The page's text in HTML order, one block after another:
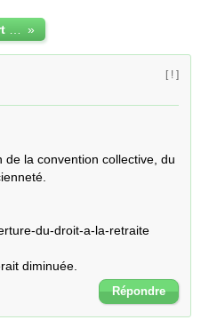
»
[ ! ]
la convention collective, du
du-droit-a-la-retraite
diminuée.
Répondre